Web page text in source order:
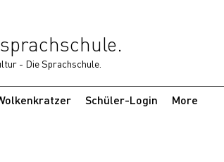
- Die Sprachschule.
Schüler-Login More